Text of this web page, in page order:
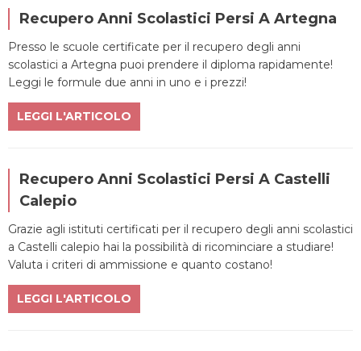
Recupero Anni Scolastici Persi A Artegna
Presso le scuole certificate per il recupero degli anni
scolastici a Artegna puoi prendere il diploma rapidamente!
Leggi le formule due anni in uno e i prezzi!
LEGGI L'ARTICOLO
Recupero Anni Scolastici Persi A Castelli
Calepio
Grazie agli istituti certificati per il recupero degli anni scolastici
a Castelli calepio hai la possibilità di ricominciare a studiare!
Valuta i criteri di ammissione e quanto costano!
LEGGI L'ARTICOLO